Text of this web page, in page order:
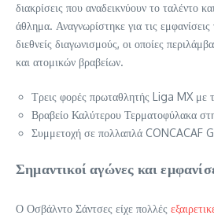
διακρίσεις που αναδεικνύουν το ταλέντο
άθλημα. Αναγνωρίστηκε για τις εμφανίσεις
διεθνείς διαγωνισμούς, οι οποίες
και ατομικών βραβείων.
Τρεις φορές πρωταθλητής Liga MX
Βραβείο Καλύτερου Τερματοφύλακα
Συμμετοχή σε πολλαπλά CONCACAF
Σημαντικοί αγώνες και
Ο Οσβάλντο Σάντσες είχε πολλές